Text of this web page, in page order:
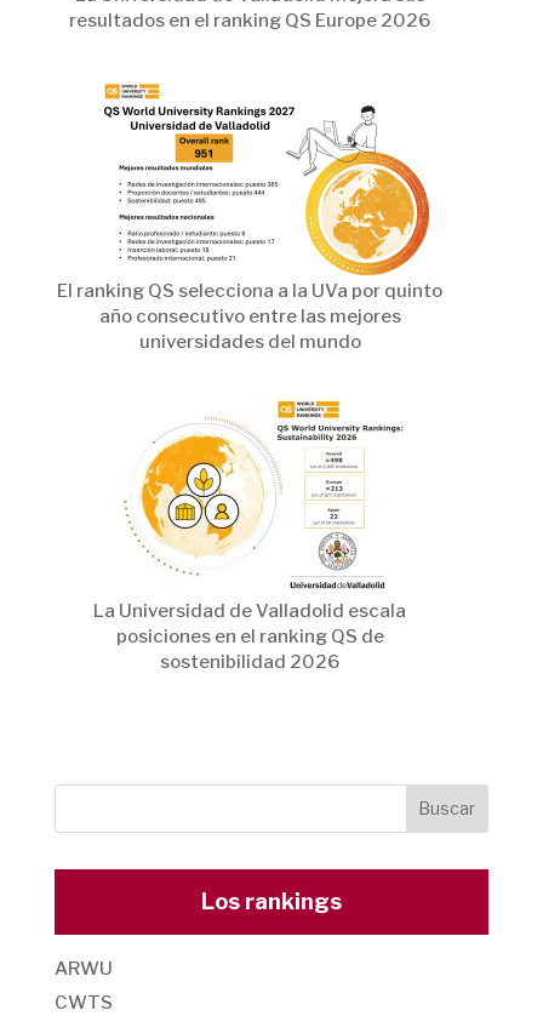
resultados en el ranking QS Europe 2026
El ranking QS selecciona a la UVa por quinto
año consecutivo entre las mejores
universidades del mundo
La Universidad de Valladolid escala
posiciones en el ranking QS de
sostenibilidad 2026
Los rankings
ARWU
CWTS